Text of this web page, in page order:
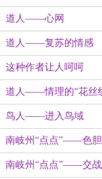
或断
道人——心网
道人——复苏的情感
这种作者让人呵呵
道人——情理的“花丝
鸟人——进入鸟域
南岐州“点点”——色
南岐州“点点”——交战